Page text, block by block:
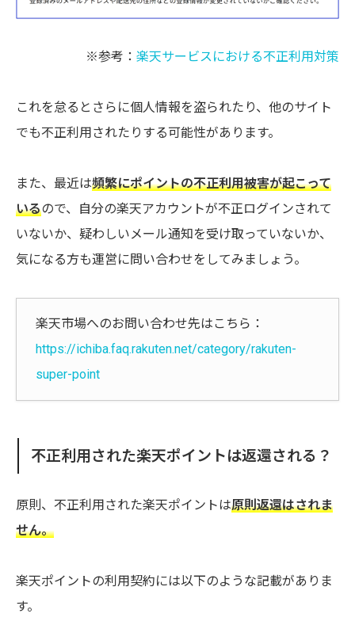
※参考： 楽天サービスにおける不正利用対策
これを怠るとさらに個人情報を盗られたり、他のサイト
でも不正利用されたりする可能性があります。
また、最近は頻繁にポイントの不正利用被害が起こって
いるので、自分の楽天アカウントが不正ログインされて
いないか、疑わしいメール通知を受け取っていないか、
気になる方も運営に問い合わせをしてみましょう。
楽天市場へのお問い合わせ先はこちら：
https://ichiba.faq.rakuten.net/category/rakuten-
super-point
不正利用された楽天ポイントは返還される？
原則、不正利用された楽天ポイントは原則返還はされま
せん。
楽天ポイントの利用契約には以下のような記載がありま
す。